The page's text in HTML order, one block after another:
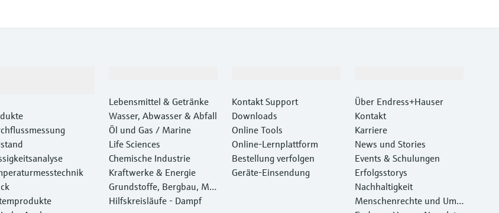
Lebensmittel & Getränke
Wasser, Abwasser & Abfall
Öl und Gas / Marine
Life Sciences
Chemische Industrie
Kraftwerke & Energie
Grundstoffe, Bergbau, Met
alle
Hilfskreisläufe - Dampf
Kontakt Support
Downloads
Online Tools
Online-Lernplattform
Bestellung verfolgen
Geräte‑Einsendung
Über Endress+Hauser
Kontakt
Karriere
News und Stories
Events & Schulungen
Erfolgsstorys
Nachhaltigkeit
Menschenrechte und Umw